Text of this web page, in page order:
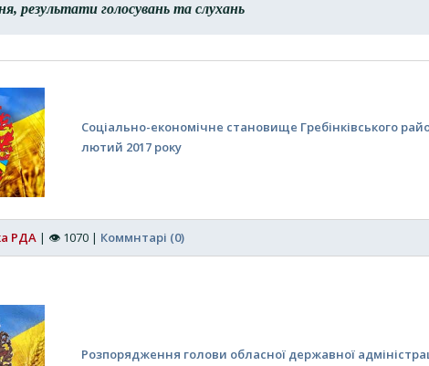
результати голосувань та слухань
Соціально-економічне становище Гребінківського
лютий 2017 року
РДА | 👁 1070 | Коммнтарі (0)
Розпорядження голови обласної державної